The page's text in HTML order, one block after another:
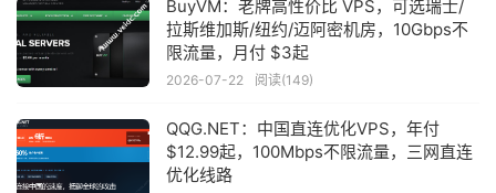
BuyVM：老牌高性价比 VPS，可选瑞士/
拉斯维加斯/纽约/迈阿密机房，10Gbps不
限流量，月付 $3起
2026-07-22 阅读(149)
QQG.NET：中国直连优化VPS，年付
$12.99起，100Mbps不限流量，三网直连
优化线路